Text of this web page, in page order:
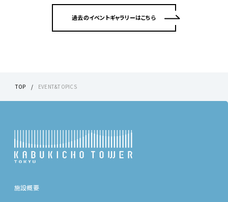
過去のイベントギャラリーはこちら
TOP EVENT&TOPICS
施設概要